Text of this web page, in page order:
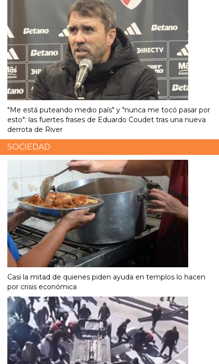
"Me está puteando medio país" y "nunca me tocó pasar por
esto": las fuertes frases de Eduardo Coudet tras una nueva
derrota de River
SOCIEDAD
Casi la mitad de quienes piden ayuda en templos lo hacen
por crisis económica